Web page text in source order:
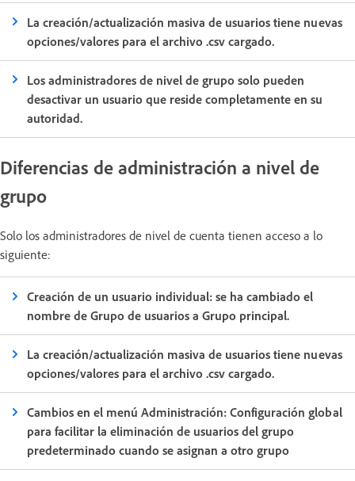
La creación/actualización masiva de usuarios tiene nuevas
opciones/valores para el archivo .csv cargado.
Los administradores de nivel de grupo solo pueden
desactivar un usuario que reside completamente en su
autoridad.
Diferencias de administración a nivel de
grupo
Solo los administradores de nivel de cuenta tienen acceso a lo
siguiente:
Creación de un usuario individual: se ha cambiado el
nombre de Grupo de usuarios a Grupo principal.
La creación/actualización masiva de usuarios tiene nuevas
opciones/valores para el archivo .csv cargado.
Cambios en el menú Administración: Configuración global
para facilitar la eliminación de usuarios del grupo
predeterminado cuando se asignan a otro grupo